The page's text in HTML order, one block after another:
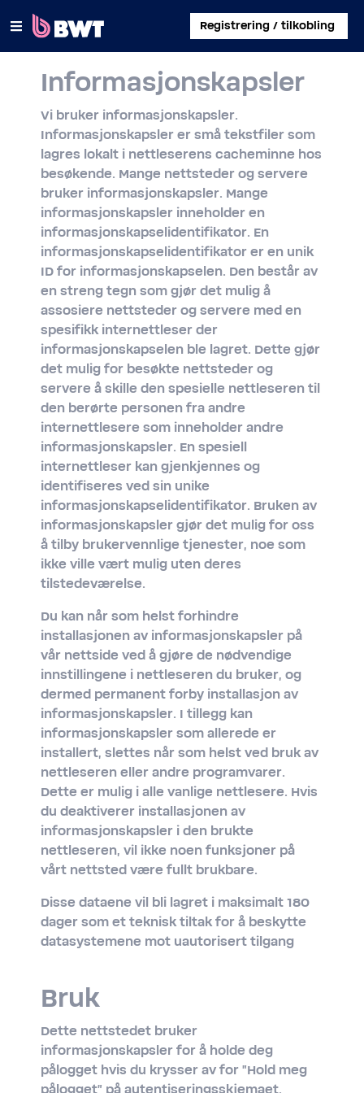
Registrering / tilkobling
×
LOGG PÅ
ADMINISTRER EN BRUKERKONTO
REGISTRER ET KIT UTEN KONTO
OM BWT
KONTAKT
Informasjonskapsler
Vi bruker informasjonskapsler.
Informasjonskapsler er små tekstfiler som
lagres lokalt i nettleserens cacheminne hos
besøkende. Mange nettsteder og servere
bruker informasjonskapsler. Mange
informasjonskapsler inneholder en
informasjonskapselidentifikator. En
informasjonskapselidentifikator er en unik
ID for informasjonskapselen. Den består av
en streng tegn som gjør det mulig å
assosiere nettsteder og servere med en
spesifikk internettleser der
informasjonskapselen ble lagret. Dette gjør
det mulig for besøkte nettsteder og
servere å skille den spesielle nettleseren til
den berørte personen fra andre
internettlesere som inneholder andre
informasjonskapsler. En spesiell
internettleser kan gjenkjennes og
identifiseres ved sin unike
informasjonskapselidentifikator. Bruken av
informasjonskapsler gjør det mulig for oss
å tilby brukervennlige tjenester, noe som
ikke ville vært mulig uten deres
tilstedeværelse.
Du kan når som helst forhindre
installasjonen av informasjonskapsler på
vår nettside ved å gjøre de nødvendige
innstillingene i nettleseren du bruker, og
dermed permanent forby installasjon av
informasjonskapsler. I tillegg kan
informasjonskapsler som allerede er
installert, slettes når som helst ved bruk av
nettleseren eller andre programvarer.
Dette er mulig i alle vanlige nettlesere. Hvis
du deaktiverer installasjonen av
informasjonskapsler i den brukte
nettleseren, vil ikke noen funksjoner på
vårt nettsted være fullt brukbare.
Disse dataene vil bli lagret i maksimalt 180
dager som et teknisk tiltak for å beskytte
datasystemene mot uautorisert tilgang
Bruk
Dette nettstedet bruker
informasjonskapsler for å holde deg
pålogget hvis du krysser av for "Hold meg
pålogget" på autentiseringsskjemaet.